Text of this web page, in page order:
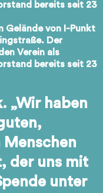
Gelände von I-Punkt
Der
Verein als
bereits seit 23
„Wir haben
Menschen
der uns mit
unter